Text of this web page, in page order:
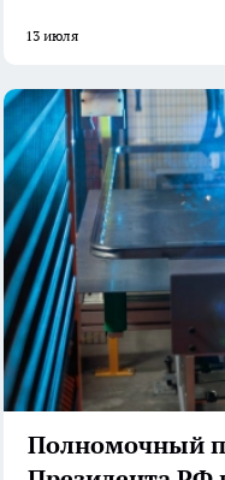
13 июля
Полномочный